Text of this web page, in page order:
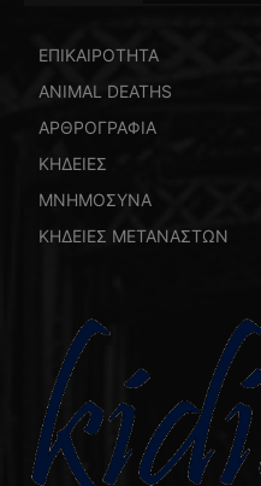
ΕΠΙΚΑΙΡΟΤΗΤΑ
ANIMAL DEATHS
ΑΡΘΡΟΓΡΑΦΙΑ
ΚΗΔΕΙΕΣ
ΜΝΗΜΟΣΥΝΑ
ΚΗΔΕΙΕΣ ΜΕΤΑΝΑΣΤΩΝ